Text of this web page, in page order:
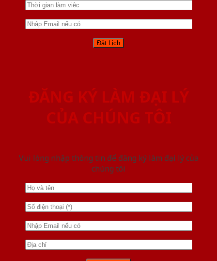
ĐĂNG KÝ LÀM ĐẠI LÝ
CỦA CHÚNG TÔI
Vui lòng nhập thông tin để đăng ký làm đại lý của
chúng tôi